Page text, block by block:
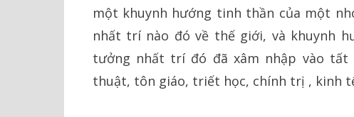
một khuynh hướng tinh thần của một
nhất trí nào đó về thế giới, và khuynh
tưởng nhất trí đó đã xâm nhập vào
thuật, tôn giáo, triết học, chính trị , kinh